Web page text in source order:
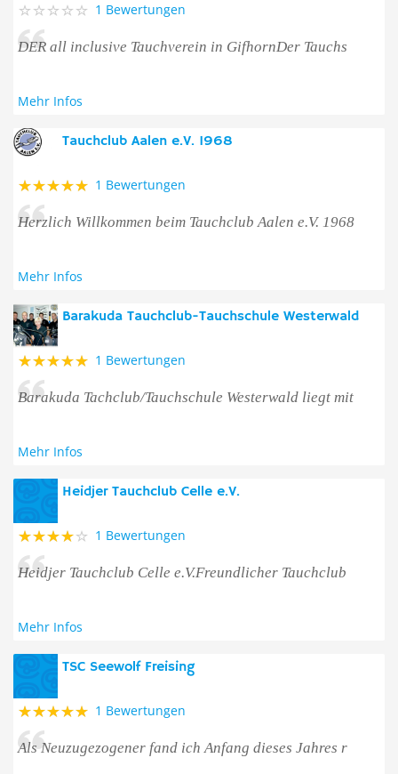
1 Bewertungen
DER all inclusive Tauchverein in GifhornDer Tauchs
Mehr Infos
Tauchclub Aalen e.V. 1968
1 Bewertungen
Herzlich Willkommen beim Tauchclub Aalen e.V. 1968
Mehr Infos
Barakuda Tauchclub-Tauchschule Westerwald
1 Bewertungen
Barakuda Tachclub/Tauchschule Westerwald liegt mit
Mehr Infos
Heidjer Tauchclub Celle e.V.
1 Bewertungen
Heidjer Tauchclub Celle e.V.Freundlicher Tauchclub
Mehr Infos
TSC Seewolf Freising
1 Bewertungen
Als Neuzugezogener fand ich Anfang dieses Jahres r